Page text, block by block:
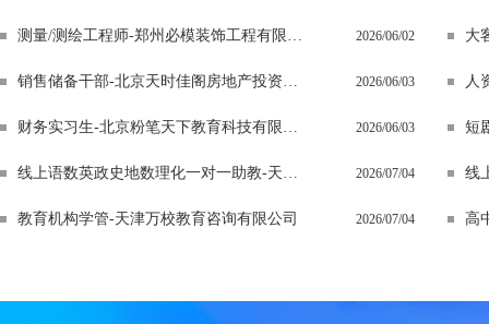
测量/测绘工程师-郑州必模装饰工程有限公司 2026/06/02
销售储备干部-北京天时佳阁房地产投资顾问有限公司 2026/06/03
财务实习生-北京粉笔天下教育科技有限公司郑州分公司 2026/06/03
线上语数英政史地数理化一对一助教-天津万校教育咨询有限公司 2026/07/04
教育机构学管-天津万校教育咨询有限公司 2026/07/04 高